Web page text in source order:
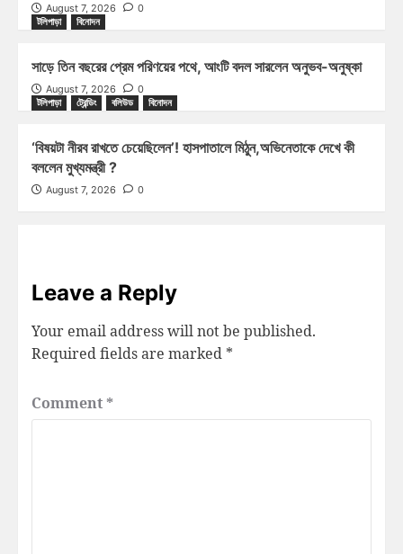
August 7, 2026
0
টলিপাড়া
বিনোদন
সাড়ে তিন বছরের প্রেম পরিণয়ের পথে, আংটি বদল সারলেন অনুভব-অনুষ্কা
August 7, 2026
0
টলিপাড়া
ট্রেন্ডিং বলিউড বিনোদন
‘বিষয়টা নীরব রাখতে চেয়েছিলেন’! হাসপাতালে মিঠুন,অভিনেতাকে দেখে কী
বললেন মুখ্যমন্ত্রী ?
August 7, 2026 0
Leave a Reply
Your email address will not be published.
Required fields are marked *
Comment *